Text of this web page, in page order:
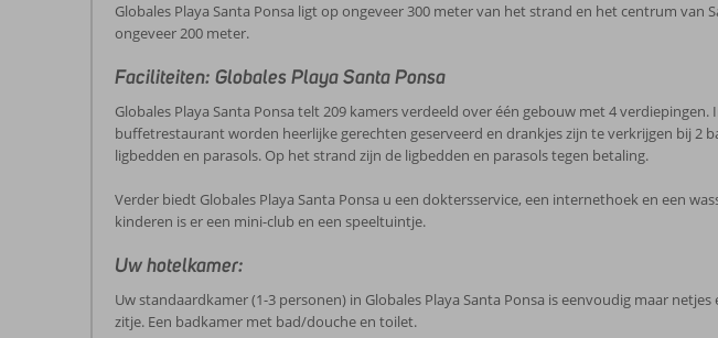
Globales Playa Santa Ponsa ligt op ongeveer 300 meter van het strand en het centrum
ongeveer 200 meter.
Faciliteiten: Globales Playa Santa Ponsa
Globales Playa Santa Ponsa telt 209 kamers verdeeld over één gebouw met 4
buffetrestaurant worden heerlijke gerechten geserveerd en drankjes zijn te verkrijgen bij
ligbedden en parasols. Op het strand zijn de ligbedden en parasols tegen betaling.
Verder biedt Globales Playa Santa Ponsa u een doktersservice, een internethoek en een
kinderen is er een mini-club en een speeltuintje.
Uw hotelkamer:
Uw standaardkamer (1-3 personen) in Globales Playa Santa Ponsa is eenvoudig maar
zitje. Een badkamer met bad/douche en toilet.